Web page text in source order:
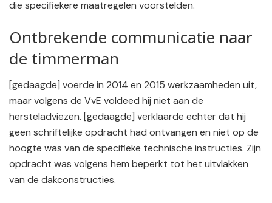
die specifiekere maatregelen voorstelden.
Ontbrekende communicatie naar
de timmerman
[gedaagde] voerde in 2014 en 2015 werkzaamheden uit,
maar volgens de VvE voldeed hij niet aan de
hersteladviezen. [gedaagde] verklaarde echter dat hij
geen schriftelijke opdracht had ontvangen en niet op de
hoogte was van de specifieke technische instructies. Zijn
opdracht was volgens hem beperkt tot het uitvlakken
van de dakconstructies.